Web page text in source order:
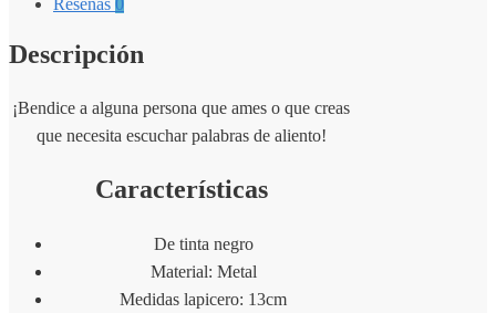
Descripción
¡Bendice a alguna persona que ames o que creas
que necesita escuchar palabras de aliento!
Características
De tinta negro
Material: Metal
Medidas lapicero: 13cm